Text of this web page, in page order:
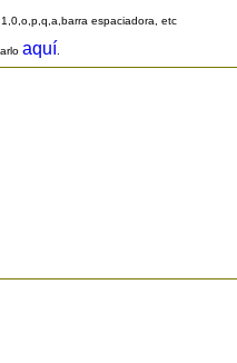
espaciadora, etc
aquí